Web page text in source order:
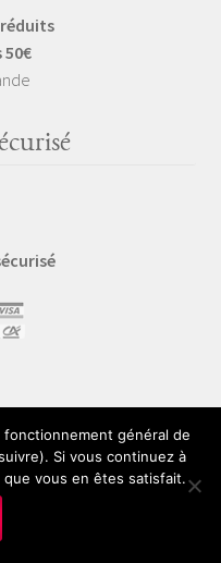
50€
général de
Si vous continuez à
vous en êtes satisfait.